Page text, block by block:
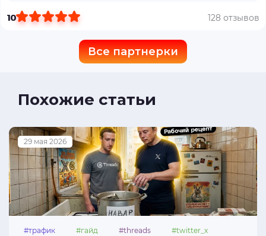
10 128 отзывов
Все партнерки
Похожие статьи
29 мая 2026
#трафик #гайд #threads #twitter_x